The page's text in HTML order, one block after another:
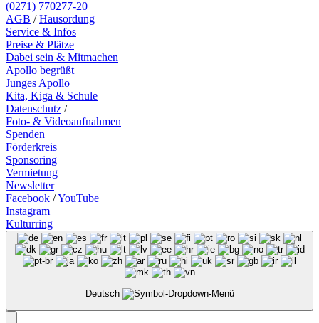
(0271) 770277-20
AGB /Hausordung
Service & Infos
Preise & Plätze
Dabei sein & Mitmachen
Apollo begrüßt
Junges Apollo
Kita, Kiga & Schule
Datenschutz /
Foto- & Videoaufnahmen
Spenden
Förderkreis
Sponsoring
Vermietung
Newsletter
Facebook /YouTube
Instagram
Kulturring
Deutsch